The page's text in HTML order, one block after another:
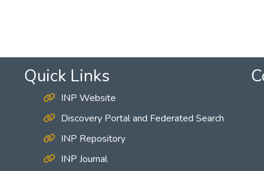
Quick Links
INP Website
Discovery Portal and Federated Search
INP Repository
INP Journal